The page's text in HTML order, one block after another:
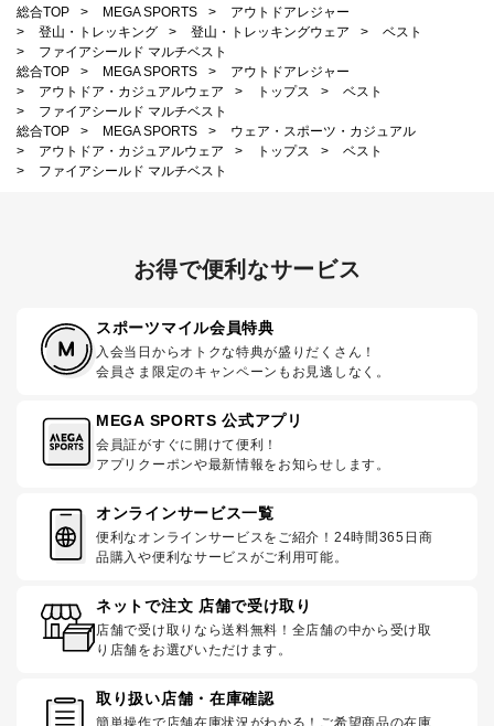
総合TOP > MEGA SPORTS >
アウトドアレジャー
>
登山・トレッキング > 登山・トレッキングウェア >
ベスト
>
ファイアシールド マルチベスト
総合TOP
> MEGA SPORTS >
アウトドアレジャー
>
アウトドア・カジュアルウェア > トップス >
ベスト
>
ファイアシールド マルチベスト
総合TOP
> MEGA SPORTS >
ウェア・スポーツ・カジュアル
>
アウトドア・カジュアルウェア > トップス >
ベスト
>
ファイアシールド マルチベスト
お得で便利なサービス
スポーツマイル会員特典
入会当日からオトクな特典が盛りだくさん！
会員さま限定のキャンペーンもお見逃しなく。
MEGA SPORTS 公式アプリ
会員証がすぐに開けて便利！
アプリクーポンや最新情報をお知らせします。
オンラインサービス一覧
便利なオンラインサービスをご紹介！24時間365日商
品購入や便利なサービスがご利用可能。
ネットで注文 店舗で受け取り
店舗で受け取りなら送料無料！全店舗の中から受け取
り店舗をお選びいただけます。
取り扱い店舗・在庫確認
簡単操作で店舗在庫状況がわかる！ご希望商品の在庫